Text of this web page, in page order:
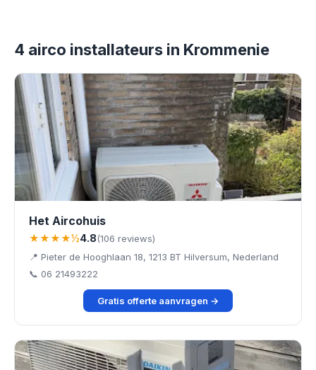
4 airco installateurs in Krommenie
Het Aircohuis
★★★★½4.8(106 reviews)
📍 Pieter de Hooghlaan 18, 1213 BT Hilversum, Nederland
📞 06 21493222
Gratis offerte aanvragen →